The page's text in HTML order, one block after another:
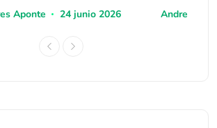
Aponte
24 junio 2026
Andres